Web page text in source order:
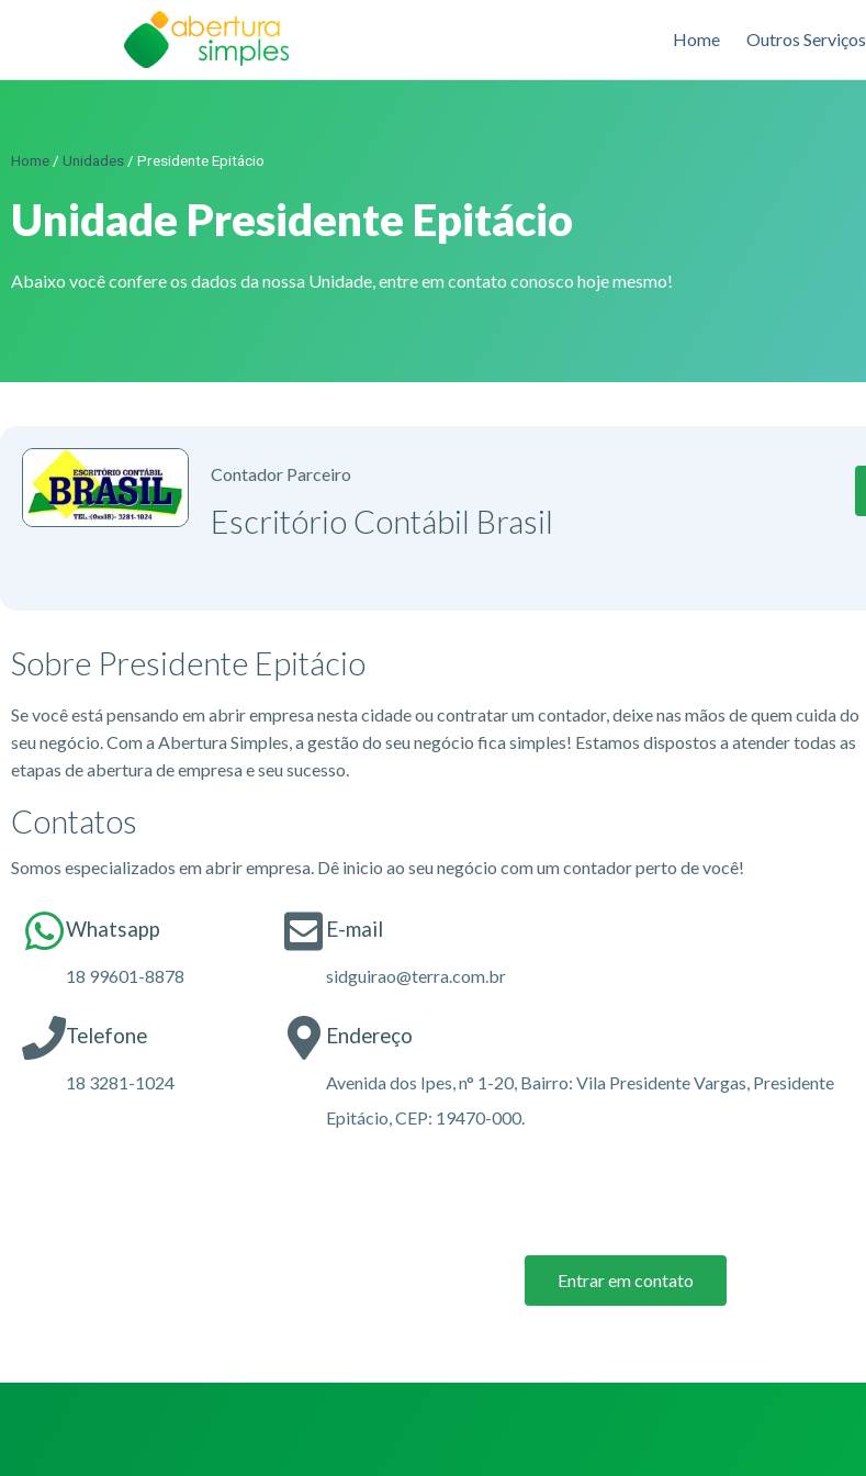
Home Outros Serviços
Home / Unidades / Presidente Epitácio
Unidade Presidente Epitácio
Abaixo você confere os dados da nossa Unidade, entre em contato conosco hoje mesmo!
Contador Parceiro
Escritório Contábil Brasil
Sobre Presidente Epitácio
Se você está pensando em abrir empresa nesta cidade ou contratar um contador, deixe nas mãos de quem cuida do
seu negócio. Com a Abertura Simples, a gestão do seu negócio fica simples! Estamos dispostos a atender todas as
etapas de abertura de empresa e seu sucesso.
Contatos
Somos especializados em abrir empresa. Dê inicio ao seu negócio com um contador perto de você!
Whatsapp
18 99601-8878
Telefone
18 3281-1024
E-mail
sidguirao@terra.com.br
Endereço
Avenida dos Ipes, n° 1-20, Bairro: Vila Presidente Vargas, Presidente
Epitácio, CEP: 19470-000.
Entrar em contato